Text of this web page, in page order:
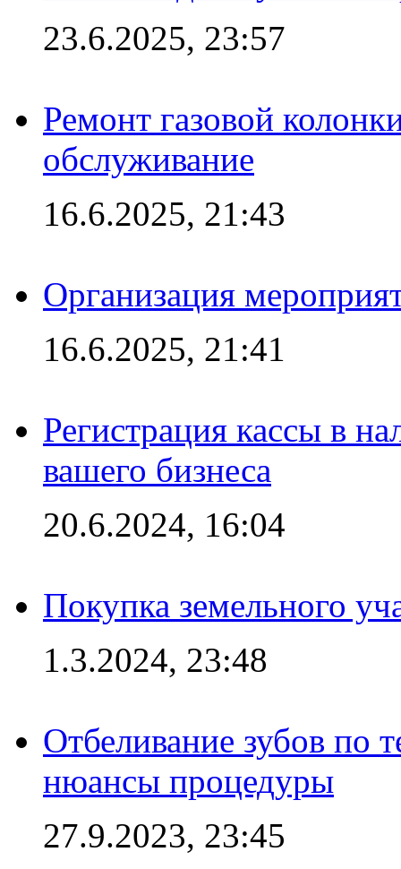
23.6.2025, 23:57
Ремонт газовой
обслуживание
16.6.2025, 21:43
Организация
16.6.2025, 21:41
Регистрация кассы в
вашего бизнеса
20.6.2024, 16:04
Покупка земельного
1.3.2024, 23:48
Отбеливание зубов по
нюансы процедуры
27.9.2023, 23:45